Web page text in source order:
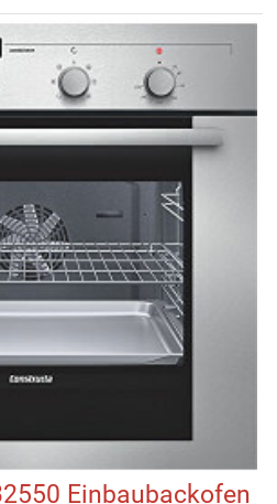
Einbaubackofen